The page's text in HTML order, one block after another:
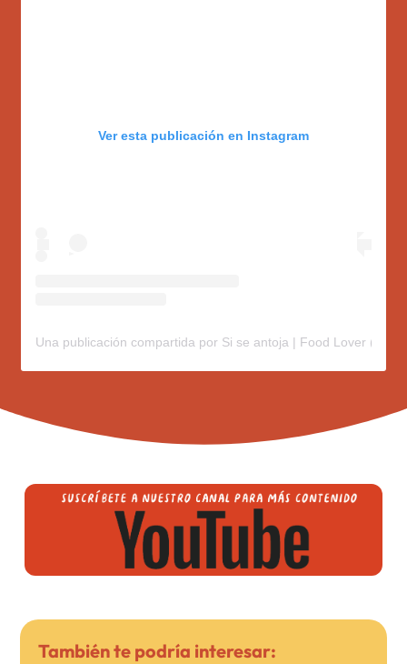
Ver esta publicación en Instagram
Una publicación compartida por Si se antoja | Food Lover
También te podría interesar: